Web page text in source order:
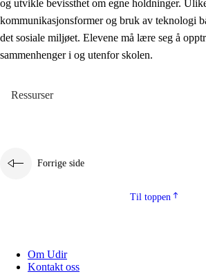
og utvikle bevissthet om egne holdninger.
kommunikasjonsformer og bruk av teknologi
det sosiale miljøet. Elevene må lære seg å
sammenhenger i og utenfor skolen.
Ressurser
Forrige side
Til toppen
Om Udir
Kontakt oss